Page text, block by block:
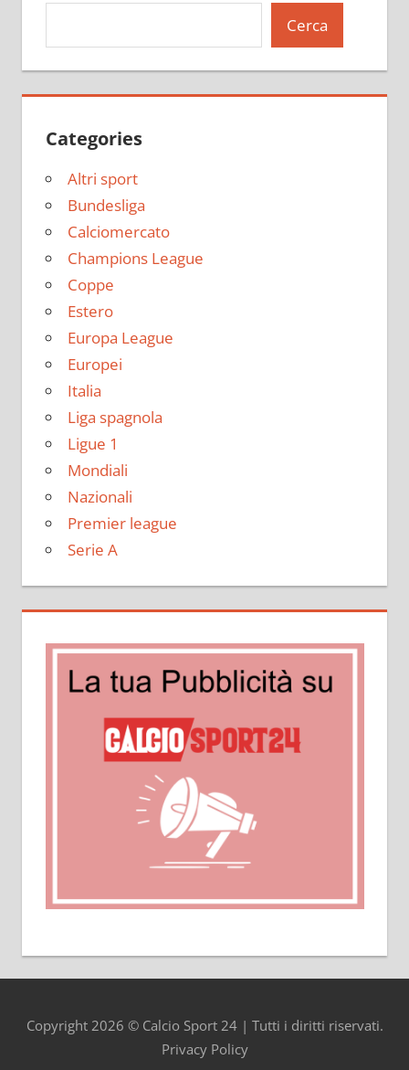
Cerca
Categories
Altri sport
Bundesliga
Calciomercato
Champions League
Coppe
Estero
Europa League
Europei
Italia
Liga spagnola
Ligue 1
Mondiali
Nazionali
Premier league
Serie A
Copyright 2026 © Calcio Sport 24 | Tutti i diritti riservati.
Privacy Policy